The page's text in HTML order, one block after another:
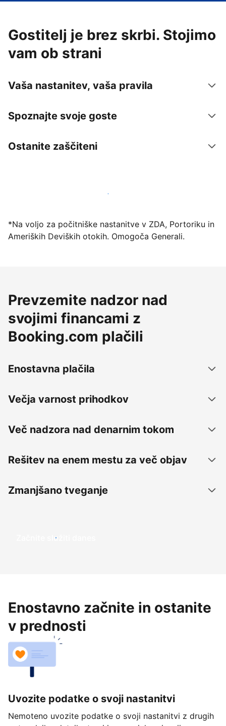
Gostitelj je brez skrbi. Stojimo
vam ob strani
Vaša nastanitev, vaša pravila
Spoznajte svoje goste
Ostanite zaščiteni
Danes ponudite nastanitev prek naše platforme
*Na voljo za počitniške nastanitve v ZDA, Portoriku in
Ameriških Deviških otokih. Omogoča Generali.
Prevzemite nadzor nad
svojimi financami z
Booking.com plačili
Enostavna plačila
Večja varnost prihodkov
Več nadzora nad denarnim tokom
Rešitev na enem mestu za več objav
Zmanjšano tveganje
Začnite služiti danes
Enostavno začnite in ostanite
v prednosti
Uvozite podatke o svoji nastanitvi
Nemoteno uvozite podatke o svoji nastanitvi z drugih